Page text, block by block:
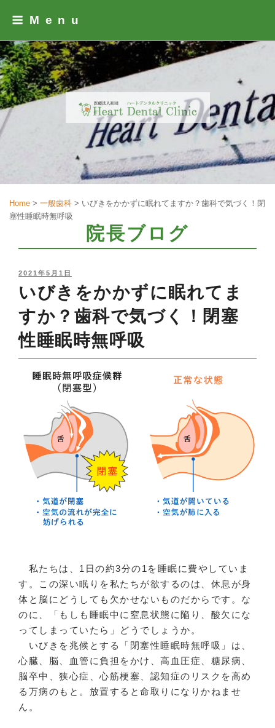
Menu
Home > 一般歯科 > いびきをかかずに眠れてますか？歯科で気づく！閉
塞性睡眠時無呼吸
院長ブログ
POSTED
2021年5月1日
いびきをかかずに眠れてま
すか？歯科で気づく！閉塞
性睡眠時無呼吸
私たちは、1日の約3分の1を睡眠に費やしていま
す。この深い眠りを私たちが欲するのは、休息が身
体と脳にどうしても欠かせないものだからです。な
のに、「もしも睡眠中に窒息状態に陥り、酸欠にな
ってしまっていたら」どうでしょうか。
いびきを兆候とする「閉塞性睡眠時無呼吸」は、
心臓、脳、血管に負担をかけ、高血圧症、糖尿病、
脳卒中、狭心症、心筋梗塞、認知症のリスクを高め
る万病のもと。放置すると命取りになりかねませ
ん。